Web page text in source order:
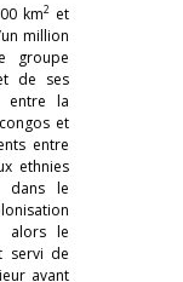
km2 et
million
groupe
de ses
entre la
et
entre
ethnies
dans le
alors le
servi de
avant